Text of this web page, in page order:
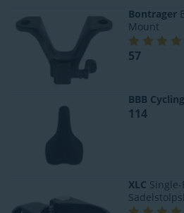
Bontrager
Mount
57
BBB Cycling
114
XLC